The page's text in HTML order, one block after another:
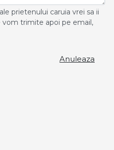
prietenului caruia vrei sa ii
vom trimite apoi pe email,
Anuleaza